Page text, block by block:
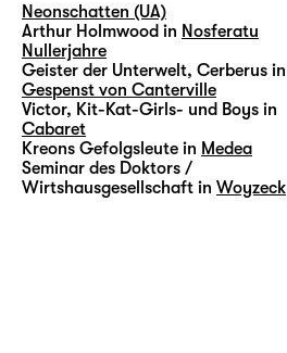
Neonschatten (UA)
Arthur Holmwood in Nosferatu
Nullerjahre
Geister der Unterwelt, Cerberus in
Gespenst von Canterville
Victor, Kit-Kat-Girls- und Boys in
Cabaret
Kreons Gefolgsleute in Medea
Seminar des Doktors /
Wirtshausgesellschaft in Woyzeck